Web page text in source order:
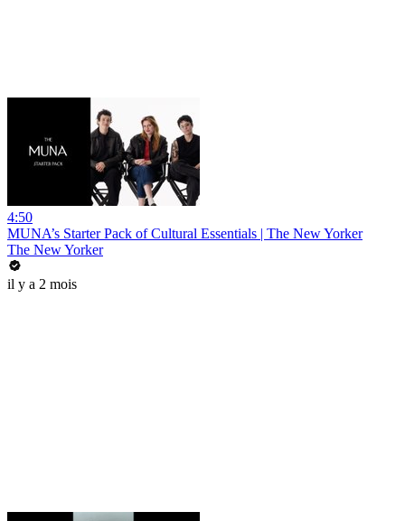
4:50
MUNA’s Starter Pack of Cultural Essentials | The New Yorker
The New Yorker
il y a 2 mois